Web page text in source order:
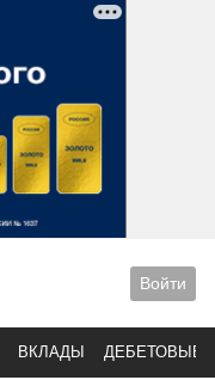
Войти
ВКЛАДЫ ДЕБЕТОВЫЕ